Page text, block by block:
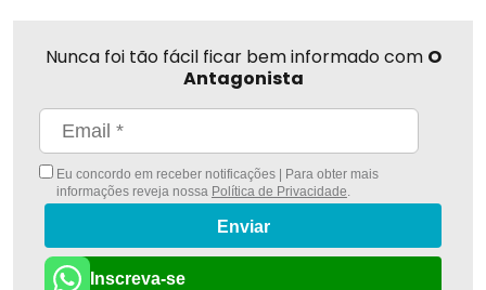
Nunca foi tão fácil ficar bem informado com O
Antagonista
Eu concordo em receber notificações | Para obter mais
informações reveja nossa Política de Privacidade.
Enviar
Inscreva-se